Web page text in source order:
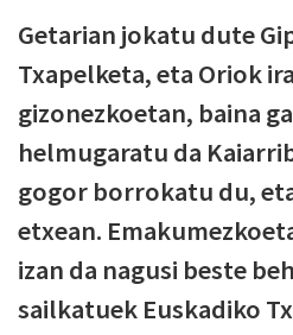
Getarian jokatu dute
Txapelketa, eta Oriok
gizonezkoetan, baina
helmugaratu da
gogor borrokatu du,
etxean.
izan da nagusi beste
sailkatuek Euskadiko